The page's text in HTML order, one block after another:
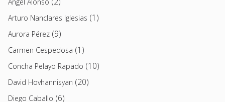
Arturo Nanclares Iglesias (1)
Aurora Pérez (9)
Carmen Cespedosa (1)
Concha Pelayo Rapado (10)
David Hovhannisyan (20)
Diego Caballo (6)